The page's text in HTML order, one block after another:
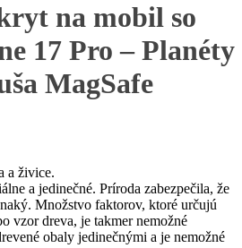
na mobil so
17 Pro – Planéty
MagSafe
a živice.
a jedinečné. Príroda zabezpečila, že
Množstvo faktorov, ktoré určujú
vzor dreva, je takmer nemožné
obaly jedinečnými a je nemožné